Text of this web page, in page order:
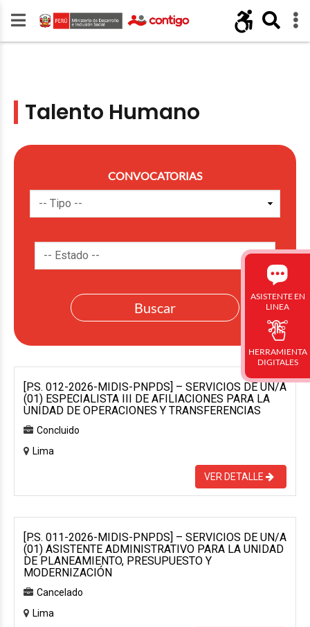
Talento Humano
CONVOCATORIAS
[P.S. 012-2026-MIDIS-PNPDS] – SERVICIOS DE UN/A
(01) ESPECIALISTA III DE AFILIACIONES PARA LA
UNIDAD DE OPERACIONES Y TRANSFERENCIAS
Concluido
Lima
VER DETALLE
[P.S. 011-2026-MIDIS-PNPDS] – SERVICIOS DE UN/A
(01) ASISTENTE ADMINISTRATIVO PARA LA UNIDAD
DE PLANEAMIENTO, PRESUPUESTO Y
MODERNIZACIÓN
Cancelado
Lima
ASISTENTE EN
LINEA
HERRAMIENTA
DIGITALES